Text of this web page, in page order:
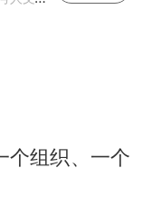
个组织、一个